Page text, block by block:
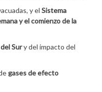
y el Sistema
y el comienzo de la
Sury del impacto del
gases de efecto